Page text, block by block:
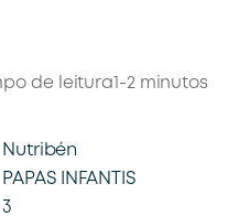
de leitura 1-2 minutos
Nutribén
PAPAS INFANTIS
3